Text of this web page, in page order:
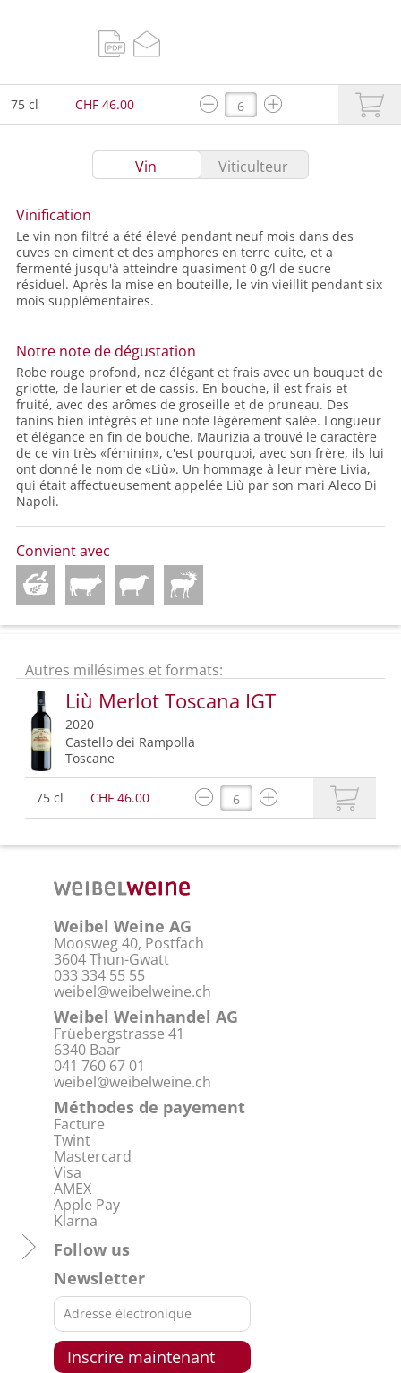
75 cl CHF 46.00
Vin Viticulteur
Vinification
Le vin non filtré a été élevé pendant neuf mois dans des
cuves en ciment et des amphores en terre cuite, et a
fermenté jusqu'à atteindre quasiment 0 g/l de sucre
résiduel. Après la mise en bouteille, le vin vieillit pendant six
mois supplémentaires.
Notre note de dégustation
Robe rouge profond, nez élégant et frais avec un bouquet de
griotte, de laurier et de cassis. En bouche, il est frais et
fruité, avec des arômes de groseille et de pruneau. Des
tanins bien intégrés et une note légèrement salée. Longueur
et élégance en fin de bouche. Maurizia a trouvé le caractère
de ce vin très «féminin», c'est pourquoi, avec son frère, ils lui
ont donné le nom de «Liù». Un hommage à leur mère Livia,
qui était affectueusement appelée Liù par son mari Aleco Di
Napoli.
Convient avec
Autres millésimes et formats:
Liù Merlot Toscana IGT
2020
Castello dei Rampolla
Toscane
75 cl CHF 46.00
Weibel Weine AG
Moosweg 40, Postfach
3604 Thun-Gwatt
033 334 55 55
weibel@weibelweine.ch
Weibel Weinhandel AG
Früebergstrasse 41
6340 Baar
041 760 67 01
weibel@weibelweine.ch
Méthodes de payement
Facture
Twint
Mastercard
Visa
AMEX
Apple Pay
Klarna
Follow us
Newsletter